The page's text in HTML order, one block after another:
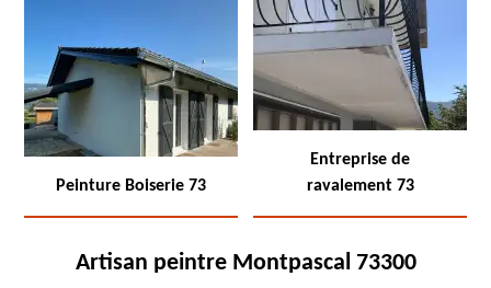
Peinture Boiserie 73
Entreprise de
ravalement 73
Artisan peintre Montpascal 73300